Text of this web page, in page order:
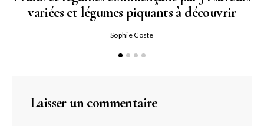
variées et légumes piquants à découvrir
Sophie Coste
Laisser un commentaire